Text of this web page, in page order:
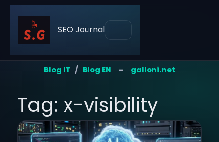
SEO Journal
Blog IT / Blog EN – galloni.net
Tag: x-visibility